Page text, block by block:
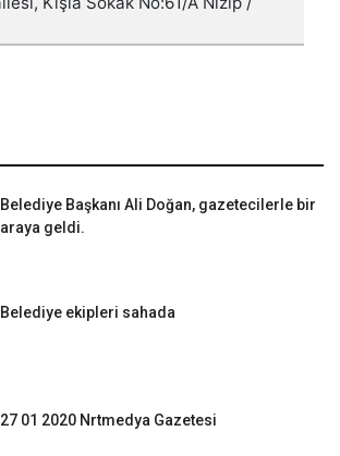
Belediye Başkanı Ali Doğan, gazetecilerle bir
araya geldi.
Belediye ekipleri sahada
27 01 2020 Nrtmedya Gazetesi